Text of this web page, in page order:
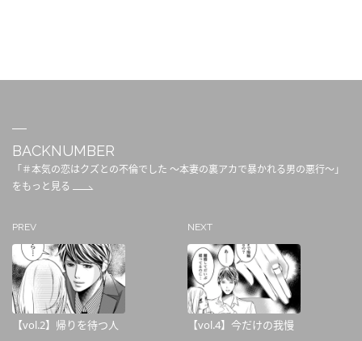
BACKNUMBER
「＃本気の恋はクズとの不倫でした ～本妻の裏アカで暴かれる男の悪行～」
をもっと見る
PREV
【vol.2】帰りを待つ人
NEXT
【vol.4】今だけの我慢